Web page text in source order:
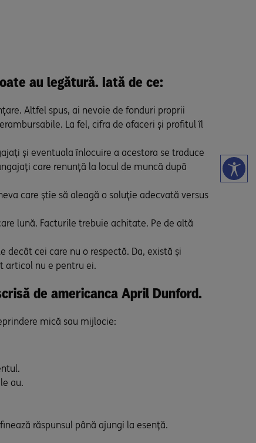
au legătură. Iată de ce:
Altfel spus, ai nevoie de fonduri proprii
La fel, cifra de afaceri și profitul îl
și eventuala înlocuire a acestora se traduce
care renunță la locul de muncă după
care știe să aleagă o soluție adecvată versus
lună. Facturile trebuie achitate. Pe de altă
cei care nu o respectă. Da, există și
articol nu e pentru ei.
de americanca April Dunford.
mică sau mijlocie:
au.
răspunsul până ajungi la esență.